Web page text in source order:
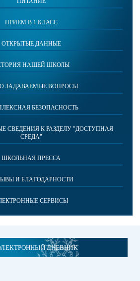
ПРИЕМ В 1 КЛАСС
ОТКРЫТЫЕ ДАННЫЕ
НАШЕЙ ШКОЛЫ
ЗАДАВАЕМЫЕ ВОПРОСЫ
БЕЗОПАСНОСТЬ
СВЕДЕНИЯ К РАЗДЕЛУ "ДОСТУПНАЯ
СРЕДА"
ШКОЛЬНАЯ ПРЕССА
И БЛАГОДАРНОСТИ
СЕРВИСЫ
ДНЕВНИК